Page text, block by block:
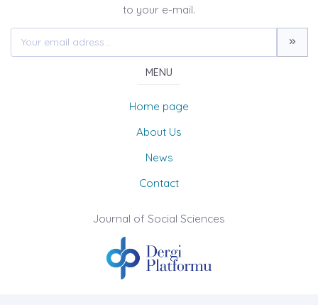
to your e-mail.
MENU
Home page
About Us
News
Contact
Journal of Social Sciences